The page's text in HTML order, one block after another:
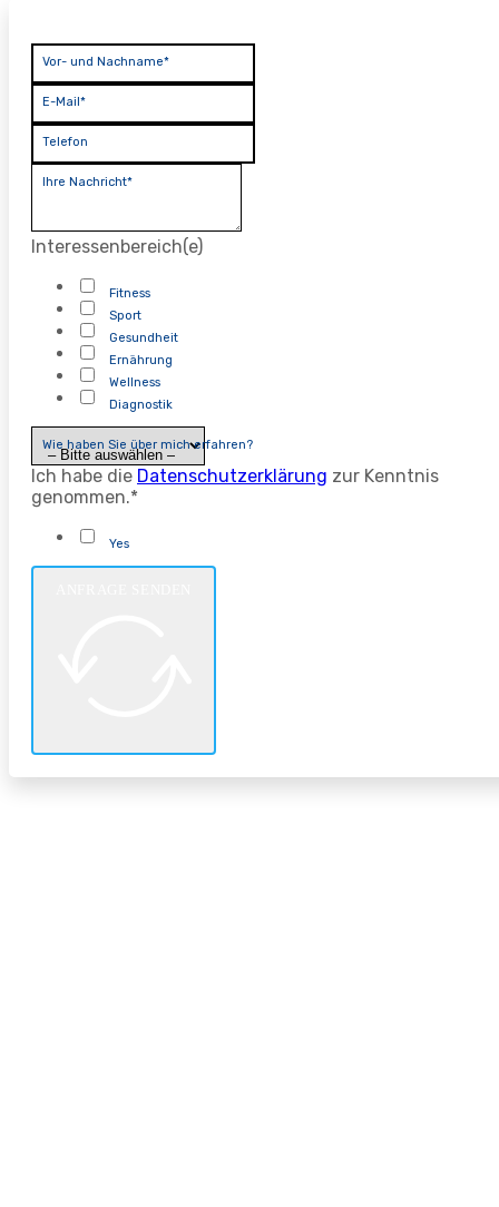
Vor- und Nachname*
E-Mail*
Telefon
Ihre Nachricht*
Interessenbereich(e)
Fitness
Sport
Gesundheit
Ernährung
Wellness
Diagnostik
Wie haben Sie über mich erfahren?
Ich habe die Datenschutzerklärung zur Kenntnis
genommen.*
Yes